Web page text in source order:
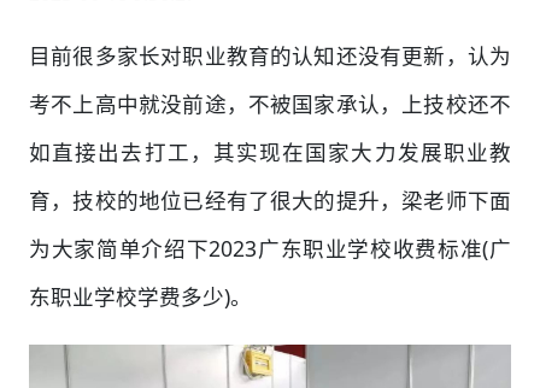
目前很多家长对职业教育的认知还没有更新，认为
考不上高中就没前途，不被国家承认，上技校还不
如直接出去打工，其实现在国家大力发展职业教
育，技校的地位已经有了很大的提升，梁老师下面
为大家简单介绍下2023广东职业学校收费标准(广
东职业学校学费多少)。